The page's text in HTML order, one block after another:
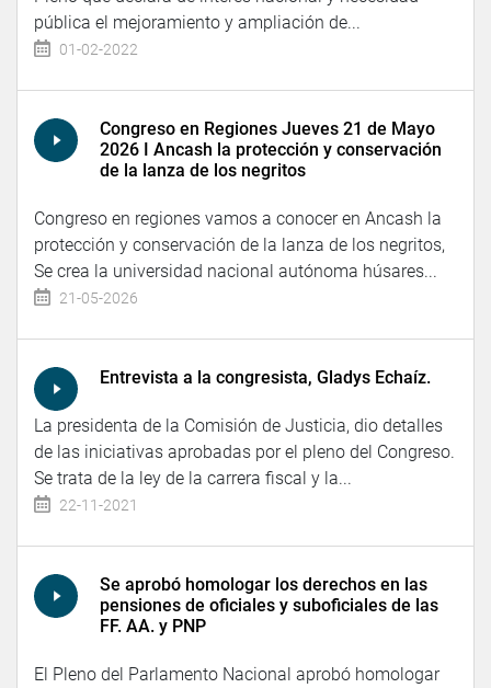
pública el mejoramiento y ampliación de...
01-02-2022
Congreso en Regiones Jueves 21 de Mayo
2026 I Ancash la protección y conservación
de la lanza de los negritos
Congreso en regiones vamos a conocer en Ancash la
protección y conservación de la lanza de los negritos,
Se crea la universidad nacional autónoma húsares...
21-05-2026
Entrevista a la congresista, Gladys Echaíz.
La presidenta de la Comisión de Justicia, dio detalles
de las iniciativas aprobadas por el pleno del Congreso.
Se trata de la ley de la carrera fiscal y la...
22-11-2021
Se aprobó homologar los derechos en las
pensiones de oficiales y suboficiales de las
FF. AA. y PNP
El Pleno del Parlamento Nacional aprobó homologar